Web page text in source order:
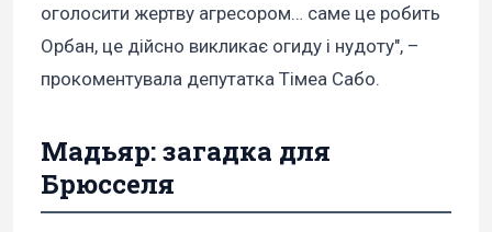
оголосити жертву агресором… саме це робить
Орбан, це дійсно викликає огиду і нудоту", –
прокоментувала депутатка Тімеа Сабо.
Мадьяр: загадка для
Брюсселя